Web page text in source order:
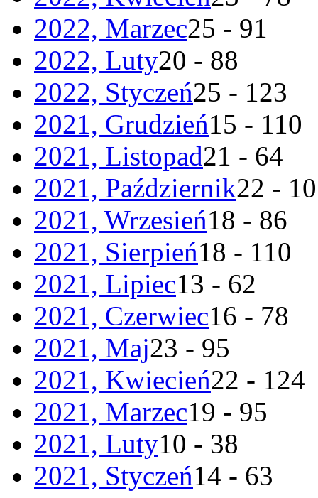
2022, Marzec25 - 91
2022, Luty20 - 88
2022, Styczeń25 - 123
2021, Grudzień15 - 110
2021, Listopad21 - 64
2021, Październik22 -
2021, Wrzesień18 - 86
2021, Sierpień18 - 110
2021, Lipiec13 - 62
2021, Czerwiec16 - 78
2021, Maj23 - 95
2021, Kwiecień22 - 124
2021, Marzec19 - 95
2021, Luty10 - 38
2021, Styczeń14 - 63